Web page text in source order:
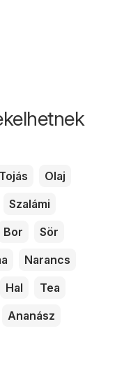
Tojás
Olaj
Szalámi
Bor
Sör
Narancs
Hal
Tea
Ananász